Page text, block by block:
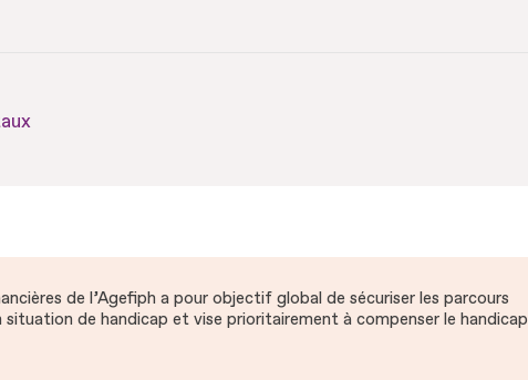
de l’Agefiph a pour objectif global de sécuriser les parcours
situation de handicap et vise prioritairement à compenser le handicap